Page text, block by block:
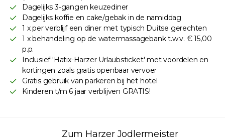
Dagelijks 3-gangen keuzediner
Dagelijks koffie en cake/gebak in de namiddag
1 x per verblijf een diner met typisch Duitse gerechten
1 x behandeling op de watermassagebank t.w.v. € 15,00
p.p.
Inclusief 'Hatix-Harzer Urlaubsticket' met voordelen en
kortingen zoals gratis openbaar vervoer
Gratis gebruik van parkeren bij het hotel
Kinderen t/m 6 jaar verblijven GRATIS!
Zum Harzer Jodlermeister